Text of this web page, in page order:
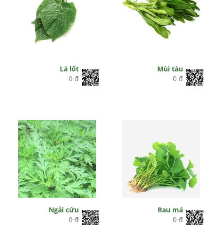
Lá lốt
0 đ
Mùi tàu
0 đ
Ngải cứu
0 đ
Rau má
0 đ